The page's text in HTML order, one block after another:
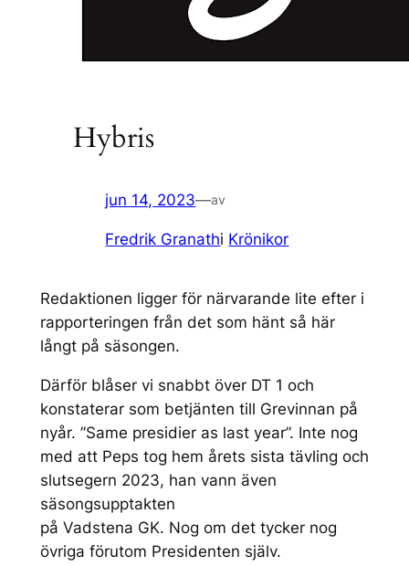
Hybris
jun 14, 2023—av
Fredrik Granathi Krönikor
Redaktionen ligger för närvarande lite efter i
rapporteringen från det som hänt så här
långt på säsongen.
Därför blåser vi snabbt över DT 1 och
konstaterar som betjänten till Grevinnan på
nyår. ”Same presidier as last year”. Inte nog
med att Peps tog hem årets sista tävling och
slutsegern 2023, han vann även
säsongsupptakten
på Vadstena GK. Nog om det tycker nog
övriga förutom Presidenten själv.